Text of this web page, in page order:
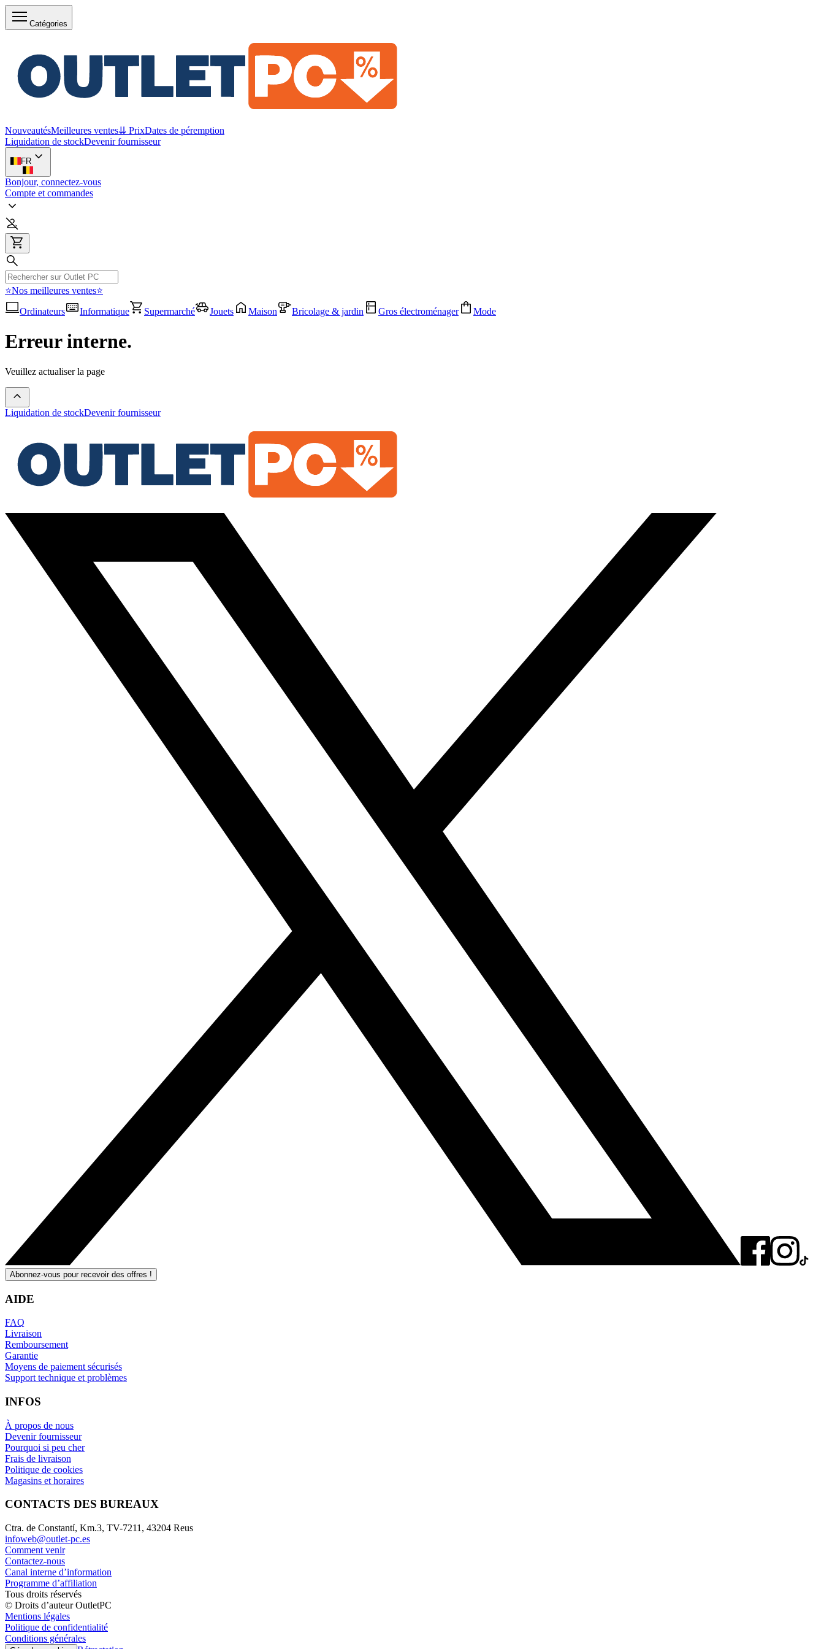
Catégories
NouveautésMeilleures ventes⇊ PrixDates de péremption
Liquidation de stockDevenir fournisseur
FR
Bonjour, connectez-vous
Compte et commandes
⭐Nos meilleures ventes⭐
Ordinateurs
Informatique Supermarché Jouets Maison Bricolage & jardin Gros électroménager Mode
Erreur interne.
Veuillez actualiser la page
Liquidation de stockDevenir fournisseur
Abonnez-vous pour recevoir des offres !
AIDE
FAQ
Livraison
Remboursement
Garantie
Moyens de paiement sécurisés
Support technique et problèmes
INFOS
À propos de nous
Devenir fournisseur
Pourquoi si peu cher
Frais de livraison
Politique de cookies
Magasins et horaires
CONTACTS DES BUREAUX
Ctra. de Constantí, Km.3, TV-7211, 43204 Reus
infoweb@outlet-pc.es
Comment venir
Contactez-nous
Canal interne d’information
Programme d’affiliation
Tous droits réservés
© Droits d’auteur OutletPC
Mentions légales
Politique de confidentialité
Conditions générales